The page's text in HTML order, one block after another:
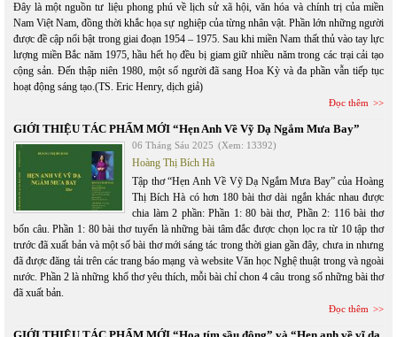
Đây là một nguồn tư liệu phong phú về lịch sử xã hội, văn hóa và chính trị của miền
Nam Việt Nam, đồng thời khắc họa sự nghiệp của từng nhân vật. Phần lớn những người
được đề cập nổi bật trong giai đoạn 1954 – 1975. Sau khi miền Nam thất thủ vào tay lực
lượng miền Bắc năm 1975, hầu hết họ đều bị giam giữ nhiều năm trong các trại cải tạo
cộng sản. Đến thập niên 1980, một số người đã sang Hoa Kỳ và đa phần vẫn tiếp tục
hoạt động sáng tạo.(TS. Eric Henry, dịch giả)
Đọc thêm
GIỚI THIỆU TÁC PHẨM MỚI “Hẹn Anh Về Vỹ Dạ Ngắm Mưa Bay”
06 Tháng Sáu 2025 (Xem: 13392)
Hoàng Thị Bích Hà
Tập thơ “Hẹn Anh Về Vỹ Dạ Ngắm Mưa Bay” của Hoàng
Thị Bích Hà có hơn 180 bài thơ dài ngắn khác nhau được
chia làm 2 phần: Phần 1: 80 bài thơ, Phần 2: 116 bài thơ
bốn câu. Phần 1: 80 bài thơ tuyển là những bài tâm đắc được chọn lọc ra từ 10 tập thơ
trước đã xuất bản và một số bài thơ mới sáng tác trong thời gian gần đây, chưa in nhưng
đã được đăng tải trên các trang báo mạng và website Văn học Nghệ thuật trong và ngoài
nước. Phần 2 là những khổ thơ yêu thích, mỗi bài chỉ chon 4 câu trong số những bài thơ
đã xuất bản.
Đọc thêm